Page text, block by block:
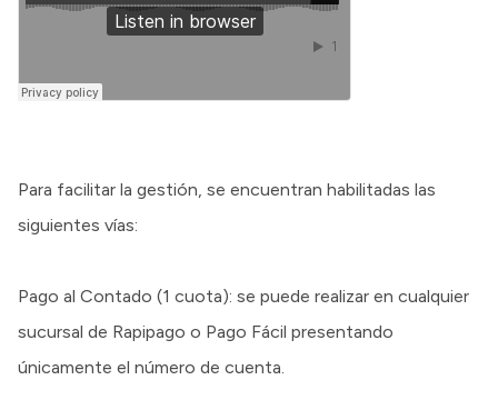
Para facilitar la gestión, se encuentran habilitadas las
siguientes vías:
Pago al Contado (1 cuota): se puede realizar en cualquier
sucursal de Rapipago o Pago Fácil presentando
únicamente el número de cuenta.